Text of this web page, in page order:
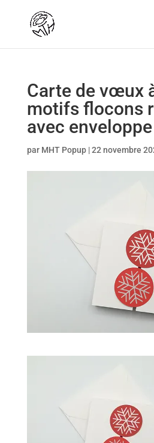
Carte de vœux
motifs flocons
avec enveloppe
par MHT Popup|22 novembre